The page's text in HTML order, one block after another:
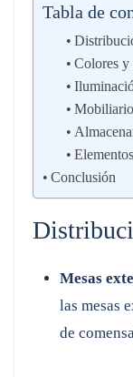
Tabla de
Colores y
Conclusión
Mesas
las mesas
de